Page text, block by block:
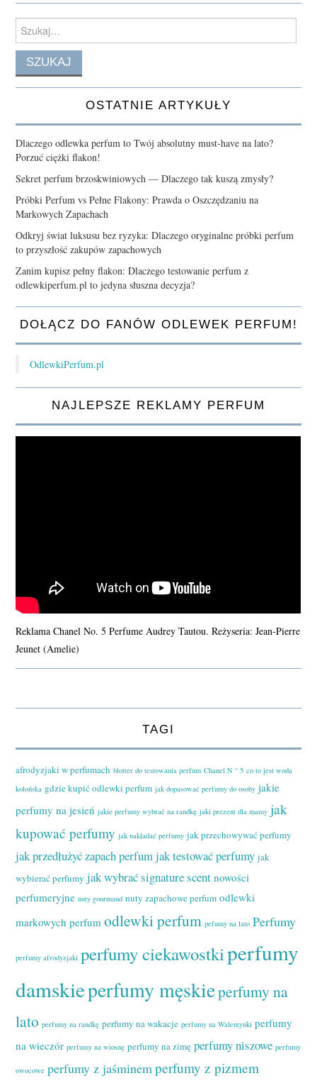
for:
OSTATNIE ARTYKUŁY
Dlaczego odlewka perfum to Twój absolutny must-have na lato?
Porzuć ciężki flakon!
Sekret perfum brzoskwiniowych — Dlaczego tak kuszą zmysły?
Próbki Perfum vs Pełne Flakony: Prawda o Oszczędzaniu na
Markowych Zapachach
Odkryj świat luksusu bez ryzyka: Dlaczego oryginalne próbki perfum
to przyszłość zakupów zapachowych
Zanim kupisz pełny flakon: Dlaczego testowanie perfum z
odlewkiperfum.pl to jedyna słuszna decyzja?
DOŁĄCZ DO FANÓW ODLEWEK PERFUM!
OdlewkiPerfum.pl
NAJLEPSZE REKLAMY PERFUM
Reklama Chanel No. 5 Perfume Audrey Tautou. Reżyseria: Jean-Pierre
Jeunet (Amelie)
TAGI
afrodyzjaki w perfumach blotter do testowania perfum Chanel N ° 5 co to jest woda
kolońska gdzie kupić odlewki perfum jak dopasować perfumy do osoby jakie
perfumy na jesień jakie perfumy wybrać na randkę jaki prezent dla mamy jak
kupować perfumy jak nakładać perfumy jak przechowywać perfumy
jak przedłużyć zapach perfum jak testować perfumy jak
wybierać perfumy jak wybrać signature scent nowości
perfumeryjne nuty gourmand nuty zapachowe perfum odlewki
markowych perfum odlewki perfum pefumy na lato Perfumy
perfumy afrodyzjaki perfumy ciekawostkiperfumy
damskieperfumy męskieperfumy na
lato perfumy na randkę perfumy na wakacje perfumy na Walentynki perfumy
na wieczór perfumy na wiosnę perfumy na zimę perfumy niszowe perfumy
owocowe perfumy z jaśminem perfumy z pizmem